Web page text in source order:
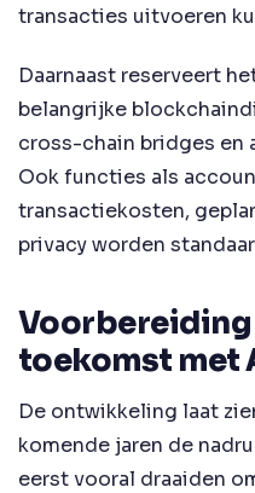
transacties uitvoeren
Daarnaast reserveert
belangrijke
cross-chain bridges
Ook functies als
transactiekosten,
privacy worden
Voorbereiding
toekomst met
De ontwikkeling laat
komende jaren de
eerst vooral draaiden